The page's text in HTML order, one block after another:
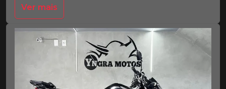
Ver mais